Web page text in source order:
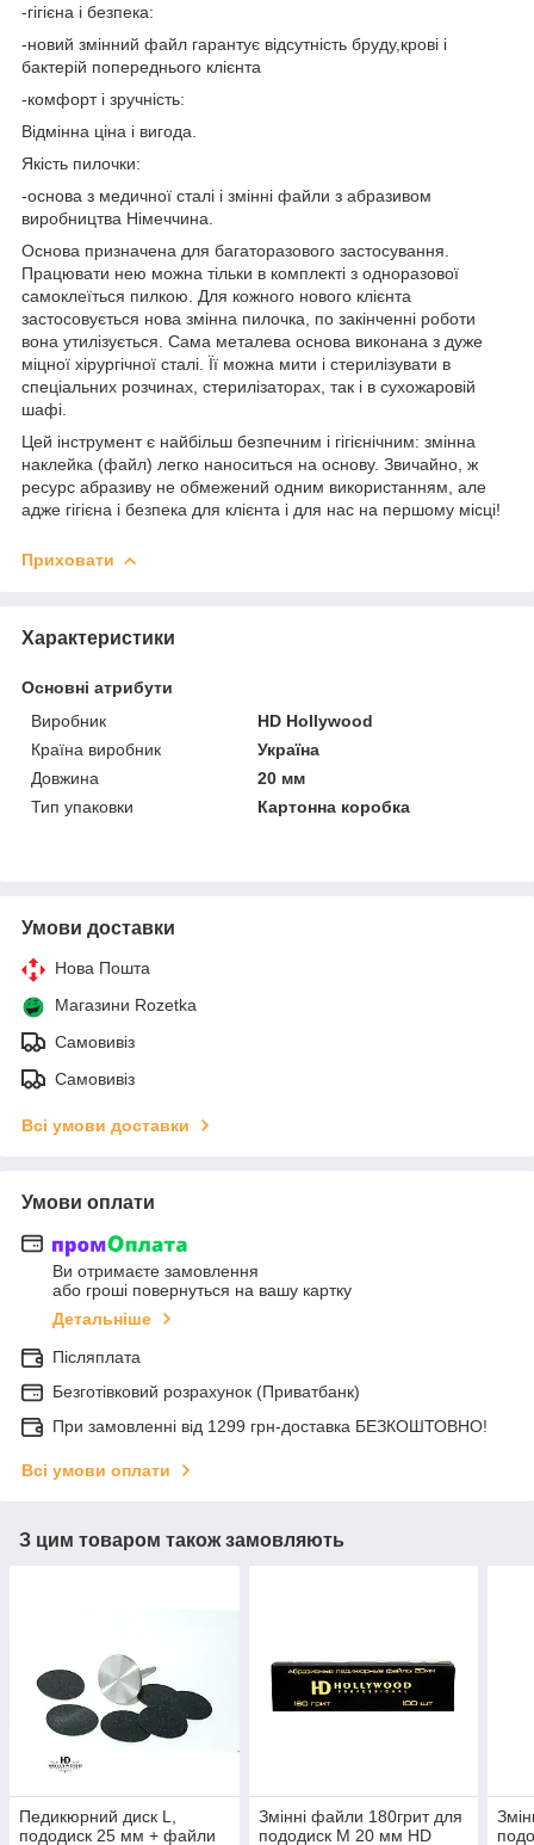
-гігієна і безпека:
-новий змінний файл гарантує відсутність бруду,крові і
бактерій попереднього клієнта
-комфорт і зручність:
Відмінна ціна і вигода.
Якість пилочки:
-основа з медичної сталі і змінні файли з абразивом
виробництва Німеччина.
Основа призначена для багаторазового застосування.
Працювати нею можна тільки в комплекті з одноразової
самоклеїться пилкою. Для кожного нового клієнта
застосовується нова змінна пилочка, по закінченні роботи
вона утилізується. Сама металева основа виконана з дуже
міцної хірургічної сталі. Її можна мити і стерилізувати в
спеціальних розчинах, стерилізаторах, так і в сухожаровій
шафі.
Цей інструмент є найбільш безпечним і гігієнічним: змінна
наклейка (файл) легко наноситься на основу. Звичайно, ж
ресурс абразиву не обмежений одним використанням, але
адже гігієна і безпека для клієнта і для нас на першому місці!
Приховати
Характеристики
Основні атрибути
Виробник
HD Hollywood
Країна виробник
Україна
Довжина
20 мм
Тип упаковки
Картонна коробка
Умови доставки
Нова Пошта
Магазини Rozetka
Самовивіз
Самовивіз
Всі умови доставки
Умови оплати
Ви отримаєте замовлення
або гроші повернуться на вашу картку
Детальніше
Післяплата
Безготівковий розрахунок (Приватбанк)
При замовленні від 1299 грн-доставка БЕЗКОШТОВНО!
Всі умови оплати
З цим товаром також замовляють
Педикюрний диск L,
пододиск 25 мм + файли
Змінні файли 180грит для
пододиск M 20 мм HD